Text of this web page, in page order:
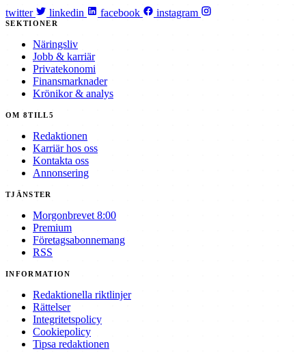
twitter linkedin facebook instagram
SEKTIONER
Näringsliv
Jobb & karriär
Privatekonomi
Finansmarknader
Krönikor & analys
OM 8TILL5
Redaktionen
Karriär hos oss
Kontakta oss
Annonsering
TJÄNSTER
Morgonbrevet 8:00
Premium
Företagsabonnemang
RSS
INFORMATION
Redaktionella riktlinjer
Rättelser
Integritetspolicy
Cookiepolicy
Tipsa redaktionen